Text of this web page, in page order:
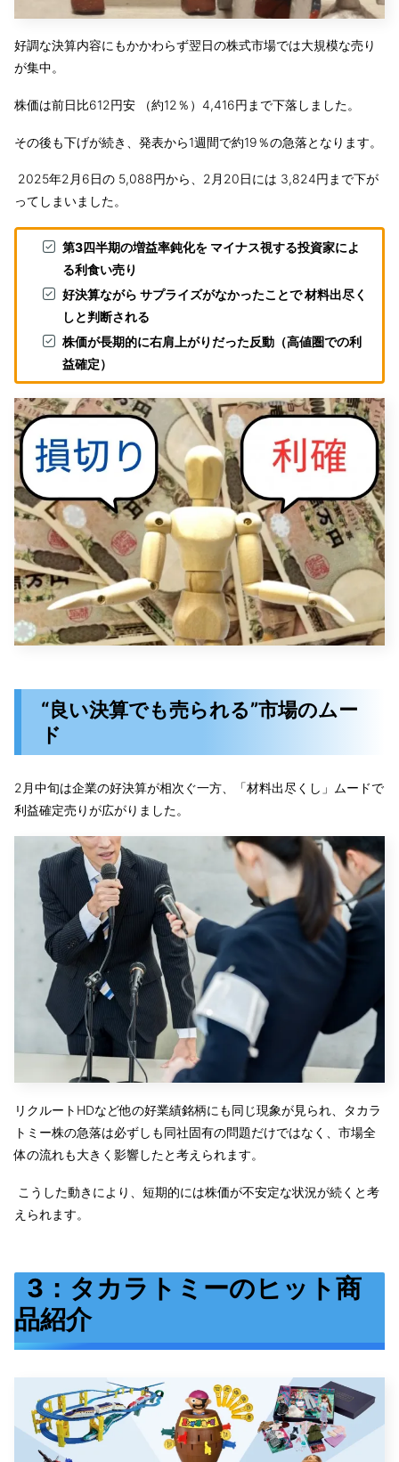
好調な決算内容にもかかわらず翌日の株式市場では大規模な売り
が集中。
株価は前日比612円安 （約12％）4,416円まで下落しました。
その後も下げが続き、発表から1週間で約19％の急落となります。
2025年2月6日の 5,088円から、2月20日には 3,824円まで下が
ってしまいました。
第3四半期の増益率鈍化を マイナス視する投資家によ
る利食い売り
好決算ながら サプライズがなかったことで 材料出尽く
しと判断される
株価が長期的に右肩上がりだった反動（高値圏での利
益確定）
“良い決算でも売られる”市場のムー
ド
2月中旬は企業の好決算が相次ぐ一方、「材料出尽くし」ムードで
利益確定売りが広がりました。
リクルートHDなど他の好業績銘柄にも同じ現象が見られ、タカラ
トミー株の急落は必ずしも同社固有の問題だけではなく、市場全
体の流れも大きく影響したと考えられます。
こうした動きにより、短期的には株価が不安定な状況が続くと考
えられます。
3：タカラトミーのヒット商
品紹介